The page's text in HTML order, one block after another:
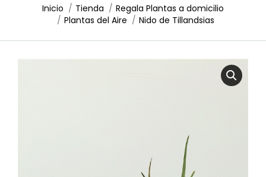
Estás aquí:
Inicio Tienda
Regala Plantas a domicilio
Plantas del Aire
Nido de Tillandsias